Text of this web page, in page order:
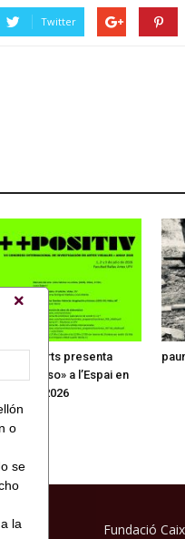
Twitter
Orts presenta
de llum i so» a l’Espai en
2026
Fundació
o
se
la